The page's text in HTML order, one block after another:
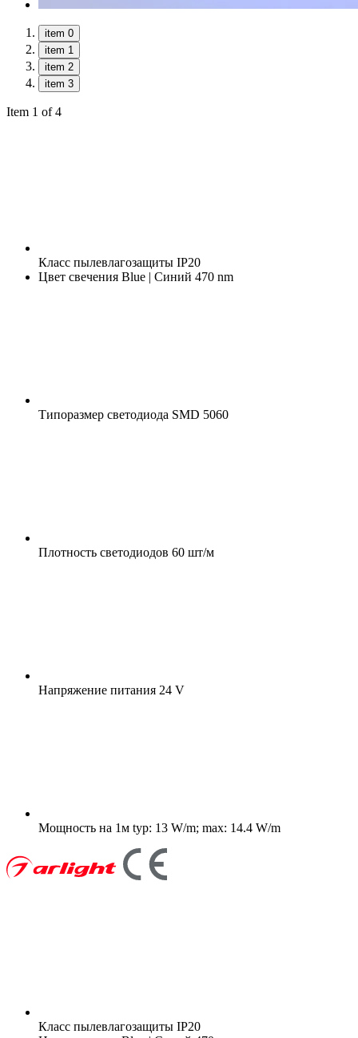
item 0
item 1
item 2
item 3
Item 1 of 4
Класс пылевлагозащиты IP20
Цвет свечения Blue | Синий 470 nm
Типоразмер светодиода SMD 5060
Плотность светодиодов 60 шт/м
Напряжение питания 24 V
Мощность на 1м typ: 13 W/m; max: 14.4 W/m
Класс пылевлагозащиты IP20